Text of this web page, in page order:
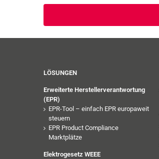
LÖSUNGEN
Erweiterte Herstellerverantwortung
(EPR)
EPR-Tool – einfach EPR europaweit
steuern
EPR Product Compliance
Marktplätze
Elektrogesetz WEEE